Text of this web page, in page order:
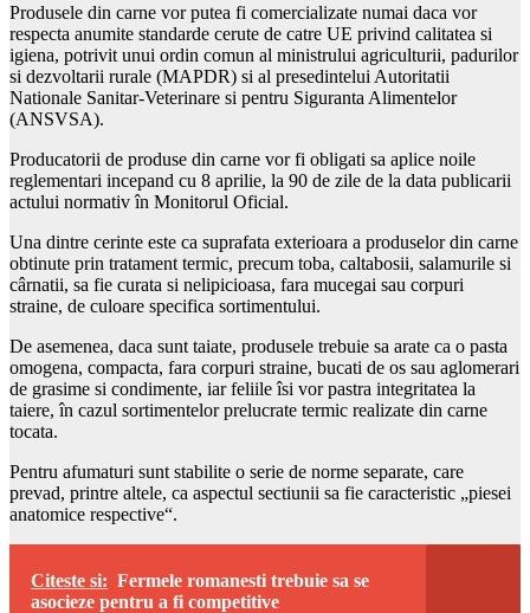
Produsele din carne vor putea fi comercializate numai daca vor
respecta anumite standarde cerute de catre UE privind calitatea si
igiena, potrivit unui ordin comun al ministrului agriculturii, padurilor
si dezvoltarii rurale (MAPDR) si al presedintelui Autoritatii
Nationale Sanitar-Veterinare si pentru Siguranta Alimentelor
(ANSVSA).
Producatorii de produse din carne vor fi obligati sa aplice noile
reglementari incepand cu 8 aprilie, la 90 de zile de la data publicarii
actului normativ în Monitorul Oficial.
Una dintre cerinte este ca suprafata exterioara a produselor din carne
obtinute prin tratament termic, precum toba, caltabosii, salamurile si
cârnatii, sa fie curata si nelipicioasa, fara mucegai sau corpuri
straine, de culoare specifica sortimentului.
De asemenea, daca sunt taiate, produsele trebuie sa arate ca o pasta
omogena, compacta, fara corpuri straine, bucati de os sau aglomerari
de grasime si condimente, iar feliile îsi vor pastra integritatea la
taiere, în cazul sortimentelor prelucrate termic realizate din carne
tocata.
Pentru afumaturi sunt stabilite o serie de norme separate, care
prevad, printre altele, ca aspectul sectiunii sa fie caracteristic „piesei
anatomice respective“.
Citeste si: Fermele romanesti trebuie sa se
asocieze pentru a fi competitive